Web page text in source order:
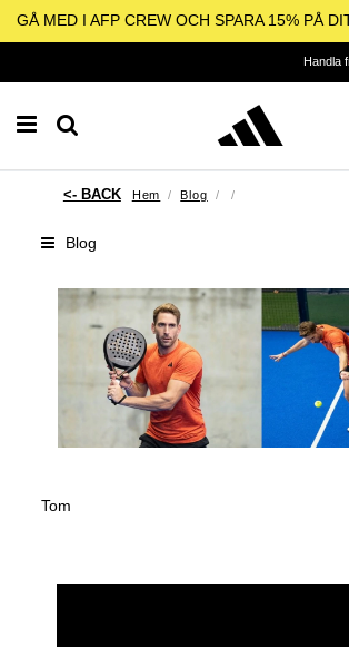
GÅ MED I AFP CREW OCH SPARA 15% PÅ
Handla
Hem Blog
Blog
Tom